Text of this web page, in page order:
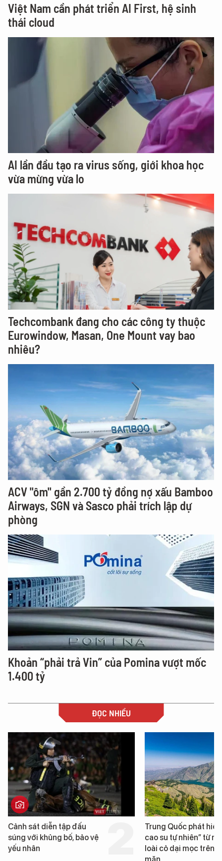
Việt Nam cần phát triển AI First, hệ sinh
thái cloud
AI lần đầu tạo ra virus sống, giới khoa học
vừa mừng vừa lo
Techcombank đang cho các công ty thuộc
Eurowindow, Masan, One Mount vay bao
nhiêu?
ACV "ôm" gần 2.700 tỷ đồng nợ xấu Bamboo
Airways, SGN và Sasco phải trích lập dự
phòng
Khoản “phải trả Vin” của Pomina vượt mốc
1.400 tỷ
ĐỌC NHIỀU
Trung Quốc phát hiện “mỏ
cao su tự nhiên” từ một
loài cỏ dại mọc trên đất
Loạt dự án bất động
Đà Nẵng sắp bị kiểm